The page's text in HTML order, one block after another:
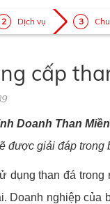
Dịch vụ
cấp
Doanh Than
được giải đáp trong
dụng than đá
Doanh nghiệp của